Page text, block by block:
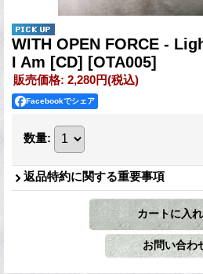
WITH OPEN FORCE -
I Am [CD] [OTA005]
販売価格: 2,280円(税込)
Facebookでシェア
数量:
返品特約に関する重要事項